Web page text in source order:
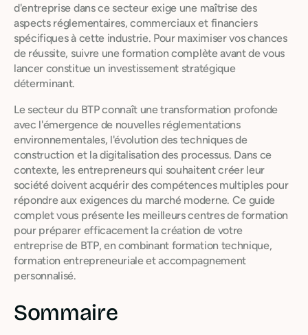
d'entreprise dans ce secteur exige une maîtrise des
aspects réglementaires, commerciaux et financiers
spécifiques à cette industrie. Pour maximiser vos chances
de réussite, suivre une formation complète avant de vous
lancer constitue un investissement stratégique
déterminant.
Le secteur du BTP connaît une transformation profonde
avec l'émergence de nouvelles réglementations
environnementales, l'évolution des techniques de
construction et la digitalisation des processus. Dans ce
contexte, les entrepreneurs qui souhaitent créer leur
société doivent acquérir des compétences multiples pour
répondre aux exigences du marché moderne. Ce guide
complet vous présente les meilleurs centres de formation
pour préparer efficacement la création de votre
entreprise de BTP, en combinant formation technique,
formation entrepreneuriale et accompagnement
personnalisé.
Sommaire